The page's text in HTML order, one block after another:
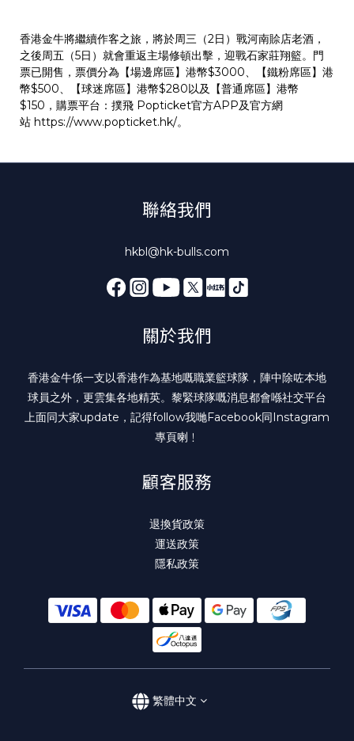
香港金牛將繼續作客之旅，將於周三（2日）戰河南賒店老酒，
之後周五（5日）就會重返主場修頓出擊，迎戰石家莊翔籃。門
票已開售，票價分為【場邊席區】港幣$3000、【鐵粉席區】港
幣$500、【球迷席區】港幣$280以及【普通席區】港幣
$150，購票平台：撲飛 Popticket官方APP及官方網
站 https://www.popticket.hk/。
聯絡我們
hkbl@hk-bulls.com
關於我們
香港金牛係一支以香港作為基地嘅職業籃球隊，陣中除咗本地
球員之外，更雲集各地精英。黎緊球隊嘅消息都會喺社交平台
上面同大家update，記得follow我哋Facebook同Instagram
專頁喇﹗
顧客服務
退換貨政策
運送政策
隱私政策
繁體中文